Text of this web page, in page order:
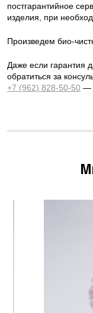
постгарантийное
изделия, при
Произведем био-
Даже если гарантия
обратиться за
+7 (962) 828-50-50 —